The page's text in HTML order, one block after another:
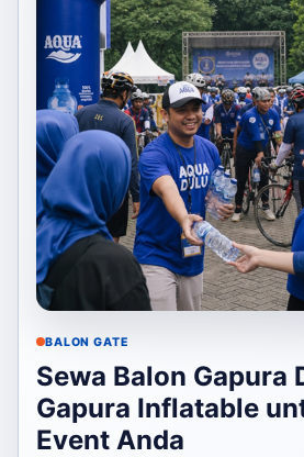
BALON GATE
Sewa Balon Gapura
Gapura Inflatable
Event Anda